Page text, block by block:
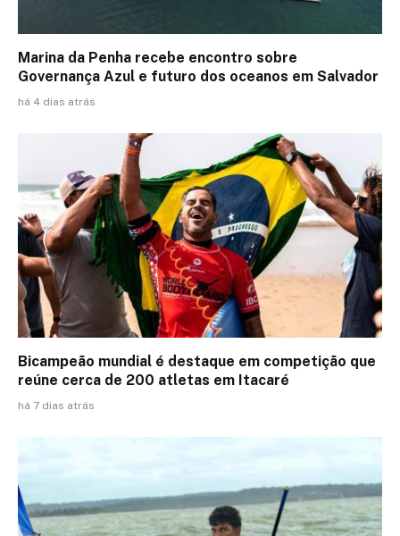
Marina da Penha recebe encontro sobre
Governança Azul e futuro dos oceanos em Salvador
há 4 dias atrás
Bicampeão mundial é destaque em competição que
reúne cerca de 200 atletas em Itacaré
há 7 dias atrás